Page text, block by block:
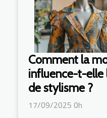
Comment la
influence-t-elle
de stylisme ?
17/09/2025 0h